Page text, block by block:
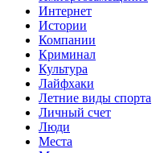
Интернет
Истории
Компании
Криминал
Культура
Лайфхаки
Летние виды спорта
Личный счет
Люди
Места